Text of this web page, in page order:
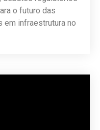
o futuro das
infraestrutura no